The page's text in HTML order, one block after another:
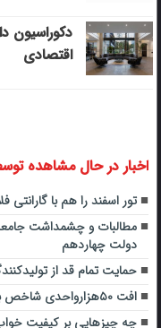
دکوراسیون
اقتصادی
اخبار در حال مشاهده
تور اسفند را هم با گارانتی
مطالبات و چشمداشت
دولت چهاردهم
حمایت تمام قد از
افت ۵۰هزارواحدی شاخص بورس/ تأثیر رشد نرخ خوراک چقدر است؟
چه چیزهایی بر کیفیت خواب